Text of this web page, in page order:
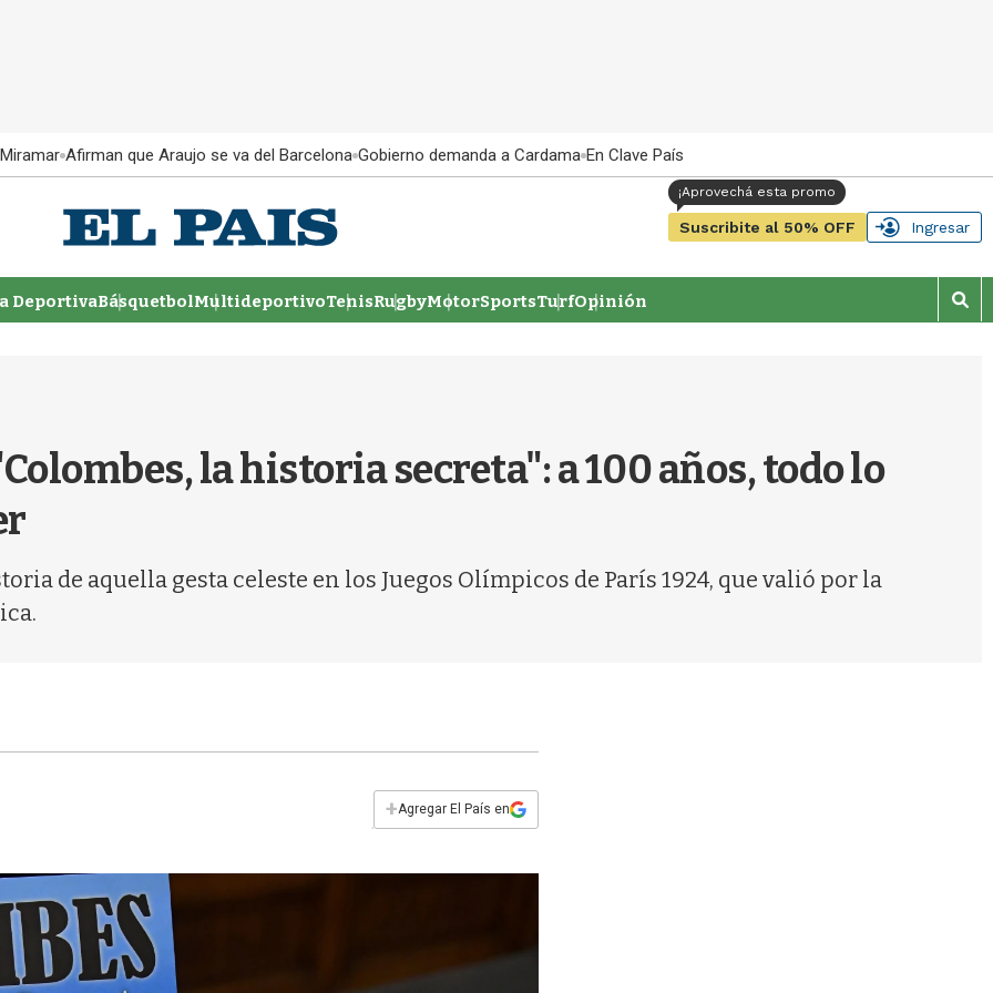
Afirman que Araujo se va del Barcelona Gobierno demanda a Cardama En Clave País
Suscribite al 50% OFF Ingresar
DeportivaBásquetbolMultideportivoTenisRugbyMotorSportsTurfOpinión
M
o
la historia secreta": a 100 años, todo lo
de aquella gesta celeste en los Juegos Olímpicos de París 1924, que valió por la
+Agregar El País en